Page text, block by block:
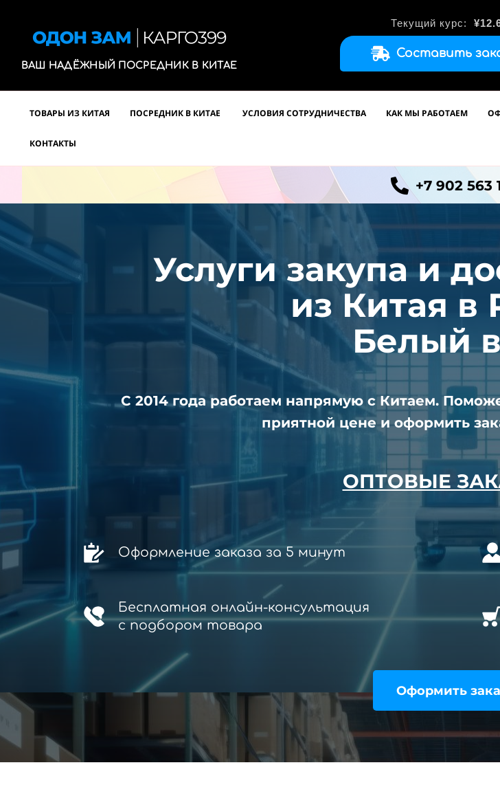
ВАШ НАДЁЖНЫЙ ПОСРЕДНИК В КИТАЕ
Текущий курс:
Составить
ТОВАРЫ ИЗ КИТАЯ ПОСРЕДНИК В КИТАЕ УСЛОВИЯ СОТРУДНИЧЕСТВА КАК МЫ РАБОТАЕМ
КОНТАКТЫ
+7 902 563
Услуги закупа и
из Китая в
Белый
С 2014 года работаем напрямую с Китаем.
приятной цене и оформить
ОПТОВЫЕ
Оформление заказа за 5 минут
Бесплатная онлайн-консультация
с подбором товара
Оформить